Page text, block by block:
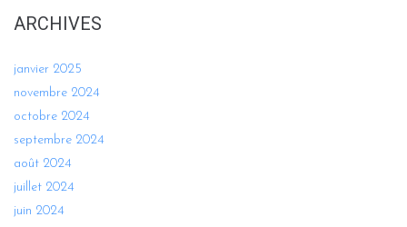
ARCHIVES
janvier 2025
novembre 2024
octobre 2024
septembre 2024
août 2024
juillet 2024
juin 2024